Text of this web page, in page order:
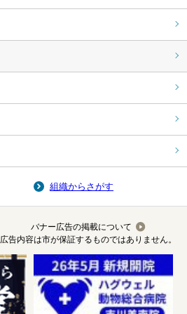
組織からさがす
バナー広告の掲載について
広告内容は市が保証するものではありません。